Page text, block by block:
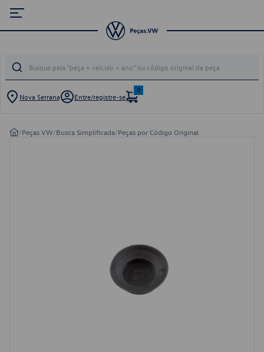
Nova Serrana Entre/registre-se
0
/Peças VW/Busca Simplificada/Peças por Código Original